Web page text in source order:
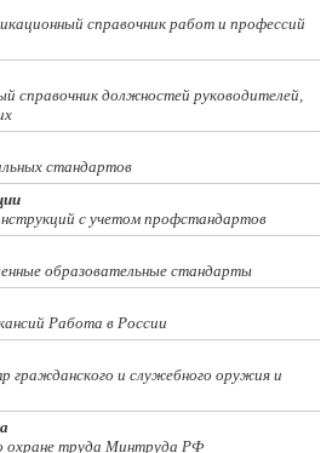
справочник работ и профессий
справочник должностей руководителей,
стандартов
с учетом профстандартов
образовательные стандарты
Работа в России
гражданского и служебного оружия и
охране труда Минтруда РФ